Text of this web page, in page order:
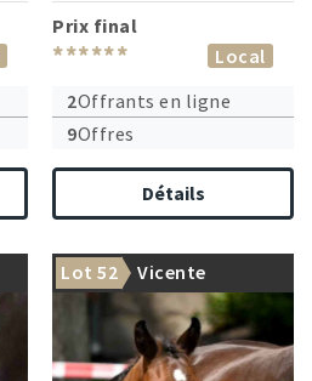
Prix final
******
Local
2Offrants en ligne
9Offres
Détails
Lot 52 Vicente